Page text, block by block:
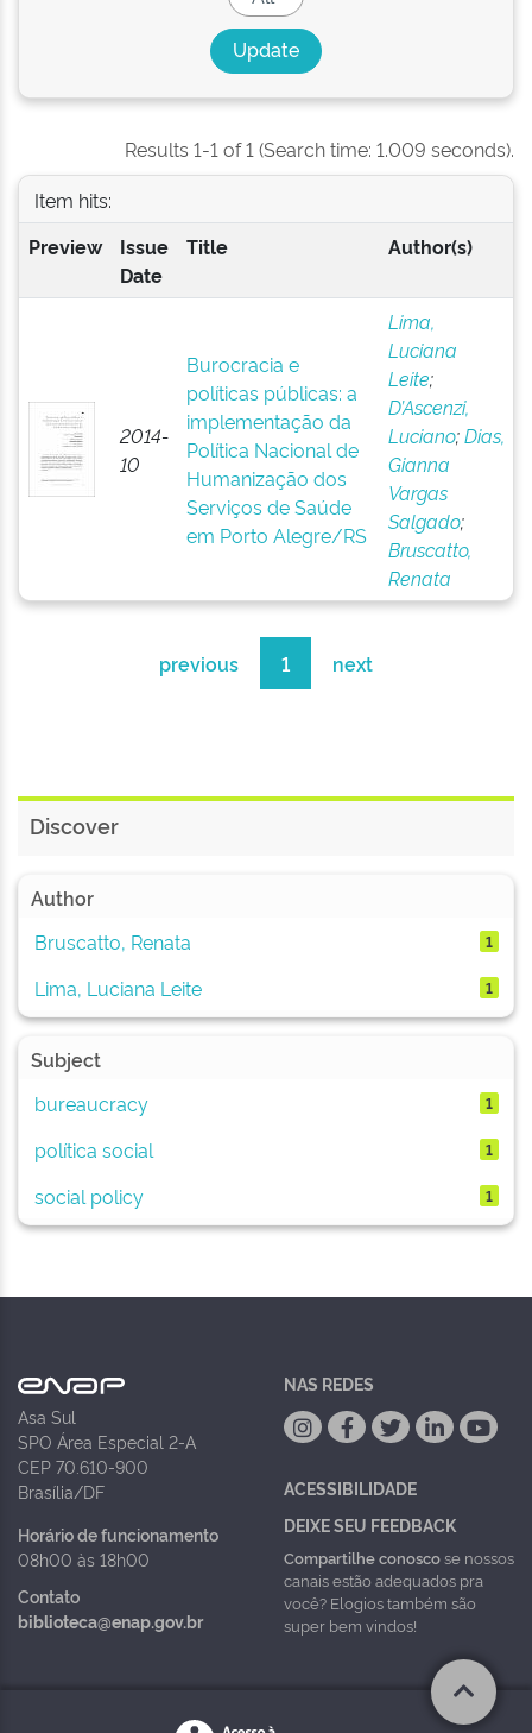
Results 1-1 of 1 (Search time: 1.009 seconds).
Item hits:
Preview
Issue
Date
Title Author(s)
2014-
10
Burocracia e
políticas públicas: a
implementação da
Política Nacional de
Humanização dos
Serviços de Saúde
em Porto Alegre/RS
Lima,
Luciana
Leite;
D’Ascenzi,
Luciano;Dias,
Gianna
Vargas
Salgado;
Bruscatto,
Renata
previous 1 next
Discover
Author
Bruscatto, Renata
1
Lima, Luciana Leite 1
Subject
bureaucracy
1
política social 1
social policy 1
Asa Sul
SPO Área Especial 2-A
CEP 70.610-900
Brasília/DF
Horário de funcionamento
08h00 às 18h00
Contato
biblioteca@enap.gov.br
NAS REDES
ACESSIBILIDADE
DEIXE SEU FEEDBACK
Compartilhe conoscose nossos
canais estão adequados pra
você? Elogios também são
super bem vindos!